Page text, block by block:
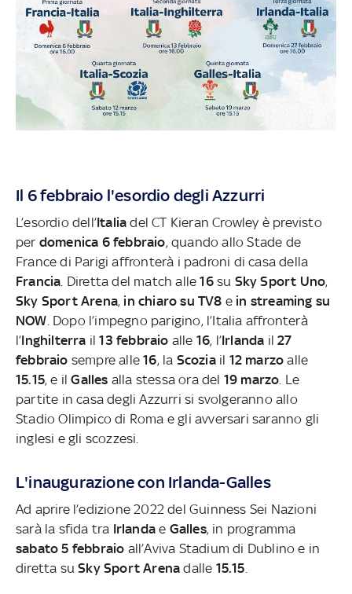
Il 6 febbraio l'esordio degli Azzurri
L’esordio dell’Italiadel CT Kieran Crowley è previsto
per domenica 6 febbraio, quando allo Stade de
France di Parigi affronterà i padroni di casa della
Francia. Diretta del match alle 16su Sky Sport Uno,
Sky Sport Arena, in chiaro su TV8 e in streaming su
NOW. Dopo l’impegno parigino, l’Italia affronterà
l’Inghilterra il 13 febbraio alle 16, l’Irlanda il 27
febbraio sempre alle 16, la Scoziail 12 marzoalle
15.15, e il Galles alla stessa ora del 19 marzo. Le
partite in casa degli Azzurri si svolgeranno allo
Stadio Olimpico di Roma e gli avversari saranno gli
inglesi e gli scozzesi.
L'inaugurazione con Irlanda-Galles
Ad aprire l’edizione 2022 del Guinness Sei Nazioni
sarà la sfida tra Irlanda e Galles, in programma
sabato 5 febbraio all’Aviva Stadium di Dublino e in
diretta suSky Sport Arena dalle 15.15.